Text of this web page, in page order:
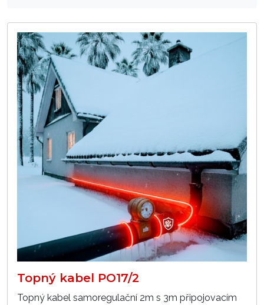
Topné kabely SKLENÍKY a PAŘENIŠTĚ 0
Příslušenství
Ohřívače
Příslušenství
Topný kabel PO17/2
Topný kabel samoregulační 2m s 3m připojovacím